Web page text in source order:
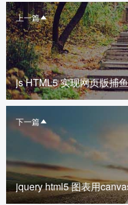
上一篇
js HTML5 实现网页版捕
下一篇
jquery html5 图表用